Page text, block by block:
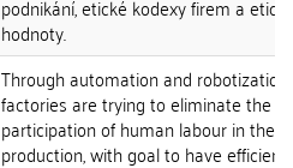
podnikání, etické kodexy firem a
hodnoty.
Through automation and robotization,
factories are trying to eliminate the
participation of human labour in their
production, with goal to have efficient